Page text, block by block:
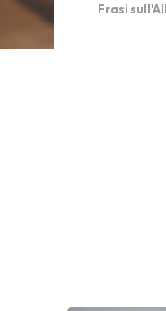
Frasi